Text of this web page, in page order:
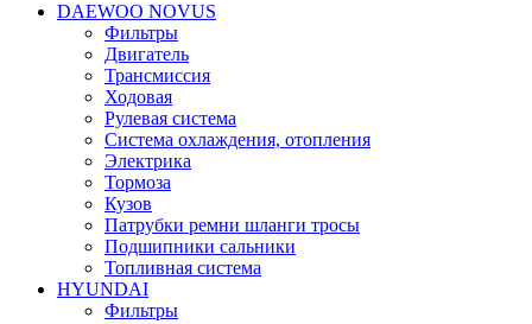
DAEWOO NOVUS
Фильтры
Двигатель
Трансмиссия
Ходовая
Рулевая система
Система охлаждения, отопления
Электрика
Тормоза
Кузов
Патрубки ремни шланги тросы
Подшипники cальники
Топливная система
HYUNDAI
Фильтры